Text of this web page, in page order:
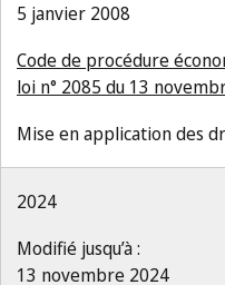
5 janvier 2008
Code de procédure
loi n° 2085 du 13
Mise en application des
2024
Modifié jusqu’à :
13 novembre 2024